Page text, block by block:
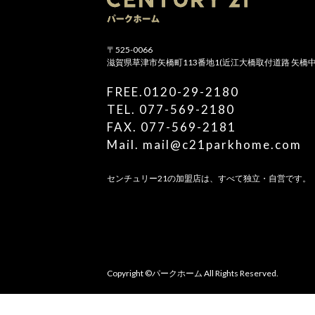
〒525-0066
滋賀県草津市矢橋町113番地1(近江大橋取付道路 矢橋
FREE.0120-29-2180
TEL. 077-569-2180
FAX. 077-569-2181
Mail. mail@c21parkhome.com
センチュリー21の加盟店は、すべて独立・自営です。
Copyright ©パークホーム All Rights Reserved.